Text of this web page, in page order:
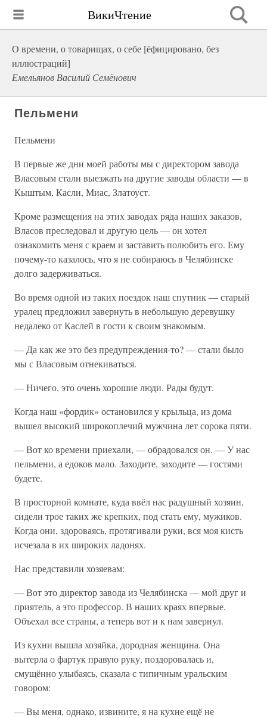
ВикиЧтение
О времени, о товарищах, о себе [ёфицировано, без
иллюстраций]
Емельянов Василий Семёнович
Пельмени
Пельмени
В первые же дни моей работы мы с директором завода
Власовым стали выезжать на другие заводы области — в
Кыштым, Касли, Миас, Златоуст.
Кроме размещения на этих заводах ряда наших заказов,
Власов преследовал и другую цель — он хотел
ознакомить меня с краем и заставить полюбить его. Ему
почему-то казалось, что я не собираюсь в Челябинске
долго задерживаться.
Во время одной из таких поездок наш спутник — старый
уралец предложил завернуть в небольшую деревушку
недалеко от Каслей в гости к своим знакомым.
— Да как же это без предупреждения-то? — стали было
мы с Власовым отнекиваться.
— Ничего, это очень хорошие люди. Рады будут.
Когда наш «фордик» остановился у крыльца, из дома
вышел высокий широкоплечий мужчина лет сорока пяти.
— Вот ко времени приехали, — обрадовался он. — У нас
пельмени, а едоков мало. Заходите, заходите — гостями
будете.
В просторной комнате, куда ввёл нас радушный хозяин,
сидели трое таких же крепких, под стать ему, мужиков.
Когда они, здороваясь, протягивали руки, вся моя кисть
исчезала в их широких ладонях.
Нас представили хозяевам:
— Вот это директор завода из Челябинска — мой друг и
приятель, а это профессор. В наших краях впервые.
Объехал все страны, а теперь вот и к нам завернул.
Из кухни вышла хозяйка, дородная женщина. Она
вытерла о фартук правую руку, поздоровалась и,
смущённо улыбаясь, сказала с типичным уральским
говором:
— Вы меня, однако, извините, я на кухне ещё не